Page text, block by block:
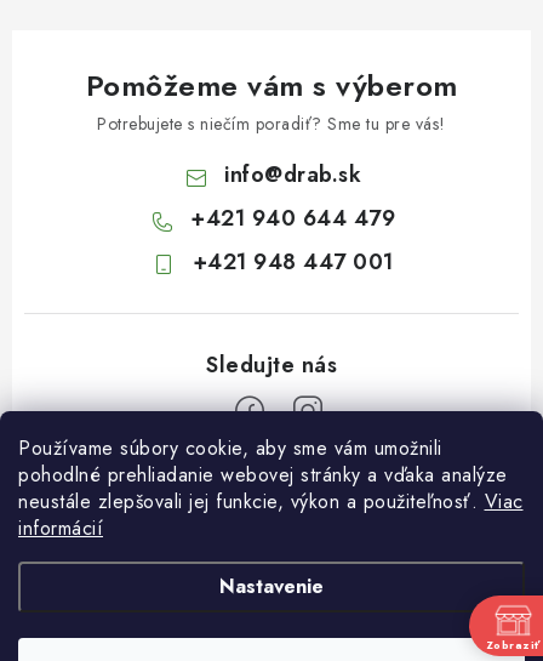
Používame súbory cookie, aby sme vám umožnili
pohodlné prehliadanie webovej stránky a vďaka analýze
neustále zlepšovali jej funkcie, výkon a použiteľnosť. Viac
informácií
Nastavenie
Pomôžeme vám s výberom
Potrebujete s niečím poradiť? Sme tu pre vás!
info@drab.sk
+421 940 644 479
+421 948 447 001
Informácie pre vás
Zobraziť